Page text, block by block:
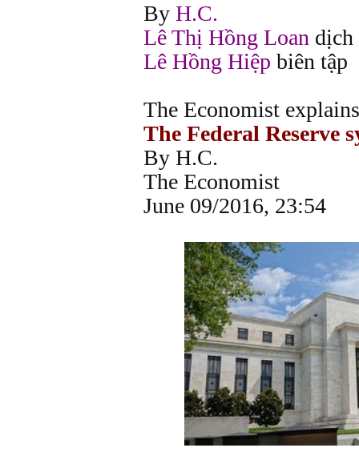
By H.C.
Lê Thị Hồng Loan dịch
Lê Hồng Hiệp biên tập
The Economist explains
The Federal Reserve
By H.C.
The Economist
June 09/2016, 23:54